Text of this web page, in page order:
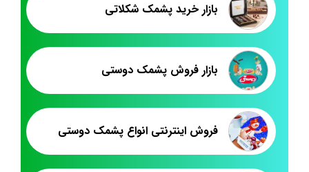
بازار خرید پشمک شکلاتی
بازار فروش پشمک دوستی
فروش اینترنتی انواع پشمک دوستی